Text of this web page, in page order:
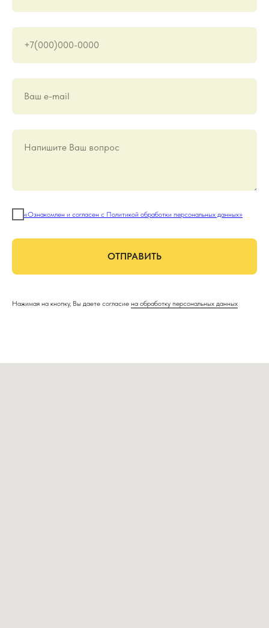
+7(000)000-0000
Ваш е-mail
Напишите Ваш вопрос
«Ознакомлен и согласен с Политикой обработки персональных данных»
ОТПРАВИТЬ
Нажимая на кнопку, Вы даете согласие на обработку персональных данных